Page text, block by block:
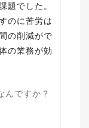
題でした。
のに苦労は
の削減がで
の業務が効
んですか？